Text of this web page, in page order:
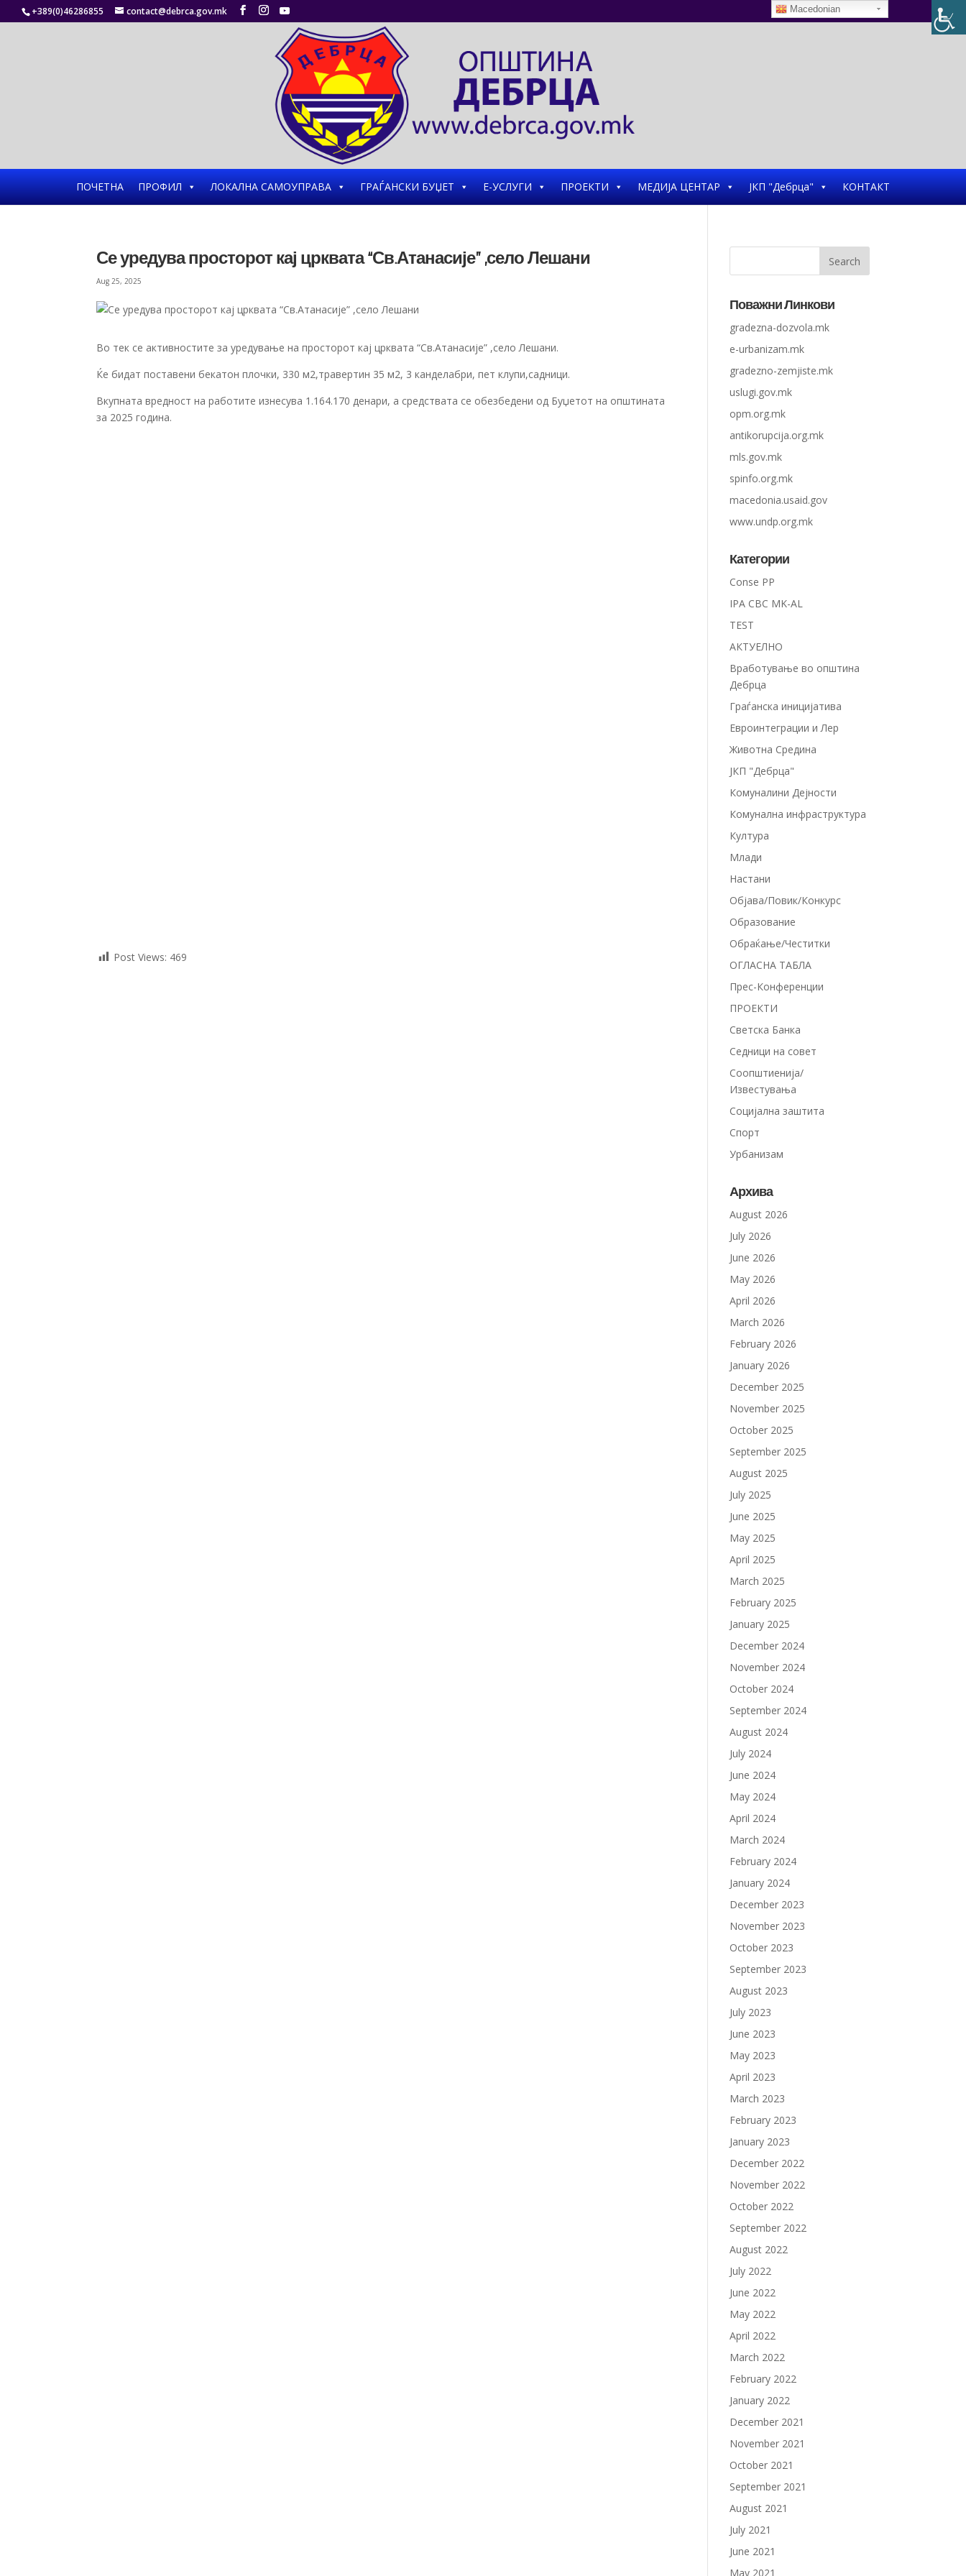
+389(0)46286855 contact@debrca.gov.mk
ПОЧЕТНА ПРОФИЛ ЛОКАЛНА САМОУПРАВА ГРАЃАНСКИ БУЏЕТ Е-УСЛУГИ ПРОЕКТИ МЕДИЈА ЦЕНТАР ЈКП "Дебрца" КОНТАКТ
Се уредува просторот кај црквата “Св.Атанасије” ,село Лешани
Aug 25, 2025
Во тек се активностите за уредување на просторот кај црквата “Св.Атанасије” ,село Лешани.
Ќе бидат поставени бекатон плочки, 330 м2,травертин 35 м2, 3 канделабри, пет клупи,садници.
Вкупната вредност на работите изнесува 1.164.170 денари, а средствата се обезбедени од Буџетот на општината
за 2025 година.
Post Views: 469
Поважни Линкови
gradezna-dozvola.mk
e-urbanizam.mk
gradezno-zemjiste.mk
uslugi.gov.mk
opm.org.mk
antikorupcija.org.mk
mls.gov.mk
spinfo.org.mk
macedonia.usaid.gov
www.undp.org.mk
Категории
Conse PP
IPA CBC MK-AL
TEST
АКТУЕЛНО
Вработување во општина
Дебрца
Граѓанска иницијатива
Евроинтеграции и Лер
Животна Средина
ЈКП "Дебрца"
Комуналини Дејности
Комунална инфраструктура
Култура
Млади
Настани
Објава/Повик/Конкурс
Образование
Обраќање/Честитки
ОГЛАСНА ТАБЛА
Прес-Конференции
ПРОЕКТИ
Светска Банка
Седници на совет
Соопштиенија/
Известувања
Социјална заштита
Спорт
Урбанизам
Архива
August 2026
July 2026
June 2026
May 2026
April 2026
March 2026
February 2026
January 2026
December 2025
November 2025
October 2025
September 2025
August 2025
July 2025
June 2025
May 2025
April 2025
March 2025
February 2025
January 2025
December 2024
November 2024
October 2024
September 2024
August 2024
July 2024
June 2024
May 2024
April 2024
March 2024
February 2024
January 2024
December 2023
November 2023
October 2023
September 2023
August 2023
July 2023
June 2023
May 2023
April 2023
March 2023
February 2023
January 2023
December 2022
November 2022
October 2022
September 2022
August 2022
July 2022
June 2022
May 2022
April 2022
March 2022
February 2022
January 2022
December 2021
November 2021
October 2021
September 2021
August 2021
July 2021
June 2021
May 2021
Macedonian